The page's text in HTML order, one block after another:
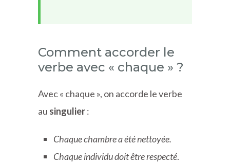
Comment accorder le
verbe avec « chaque » ?
Avec « chaque », on accorde le verbe
au singulier:
Chaque chambre a été nettoyée.
Chaque individu doit être respecté.